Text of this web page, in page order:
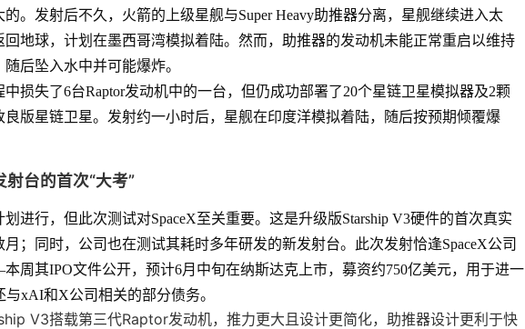
。发射后不久，火箭的上级星舰与Super Heavy助推器分离，星舰继续进入太
回地球，计划在墨西哥湾模拟着陆。然而，助推器的发动机未能正常重启以维持
后坠入水中并可能爆炸。
损失了6台Raptor发动机中的一台，但仍成功部署了20个星链卫星模拟器及2颗
良版星链卫星。发射约一小时后，星舰在印度洋模拟着陆，随后按预期倾覆爆
台的首次“大考”
进行，但此次测试对SpaceX至关重要。这是升级版Starship V3硬件的首次真实
；同时，公司也在测试其耗时多年研发的新发射台。此次发射恰逢SpaceX公司
周其IPO文件公开，预计6月中旬在纳斯达克上市，募资约750亿美元，用于进一
xAI和X公司相关的部分债务。
V3搭载第三代Raptor发动机，推力更大且设计更简化，助推器设计更利于快